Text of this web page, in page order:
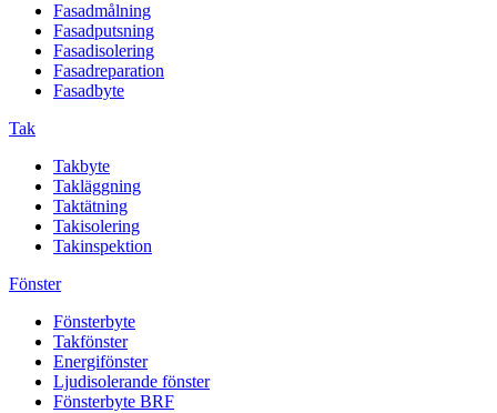
Fasadmålning
Fasadputsning
Fasadisolering
Fasadreparation
Fasadbyte
Tak
Takbyte
Takläggning
Taktätning
Takisolering
Takinspektion
Fönster
Fönsterbyte
Takfönster
Energifönster
Ljudisolerande fönster
Fönsterbyte BRF